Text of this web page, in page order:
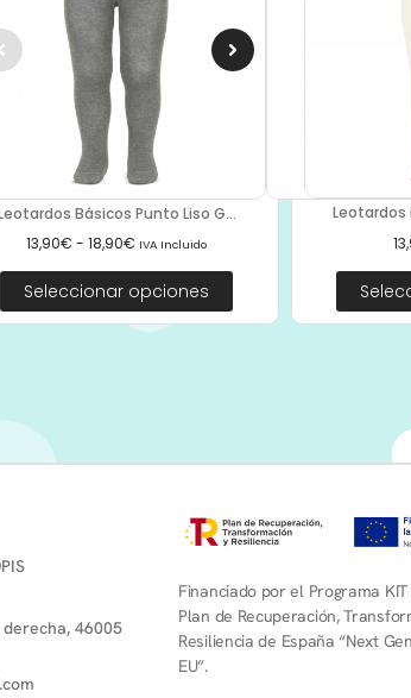
Básicos Punto Liso G...
13,90€ - 18,90€ IVA Incluido
Seleccionar opciones
Leotardos
46005
Financiado por el Programa
Plan de Recuperación,
Resiliencia de España “Next
EU”.